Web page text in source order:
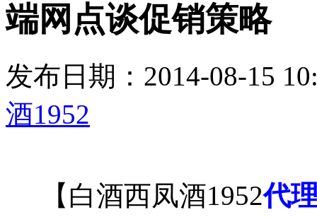
端网点谈促销策略
发布日期：2014-08-15
酒1952
【白酒西凤酒1952代